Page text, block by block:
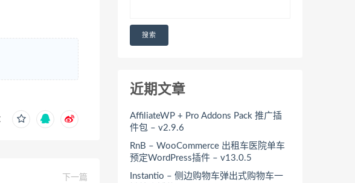
下一篇
搜索
近期文章
AffiliateWP + Pro Addons Pack 推广插
件包 – v2.9.6
RnB – WooCommerce 出租车医院单车
预定WordPress插件 – v13.0.5
Instantio – 侧边购物车弹出式购物车一